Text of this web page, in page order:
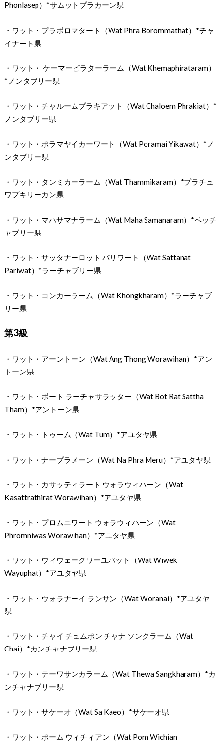
Phonlasep）*サムットプラカーン県
・ワット・プラボロマタート（Wat Phra Borommathat）*チャ
イナート県
・ワット・ ケーマーピラターラーム（Wat Khemaphirataram）
*ノンタブリー県
・ワット・チャルームプラキアット（Wat Chaloem Phrakiat）*
ノンタブリー県
・ワット・ポラマヤイカーワート（Wat Poramai Yikawat）*ノ
ンタブリー県
・ワット・タンミカーラーム（Wat Thammikaram）*プラチュ
ワプキリーカン県
・ワット・マハサマナラーム（Wat Maha Samanaram）*ペッチ
ャブリー県
・ワット・サッタナーロット パリワート（Wat Sattanat
Pariwat）*ラーチャブリー県
・ワット・コンカーラーム（Wat Khongkharam）*ラーチャブ
リー県
第3級
・ワット・アーントーン（Wat Ang Thong Worawihan）*アン
トーン県
・ワット・ボート ラーチャサラッター（Wat Bot Rat Sattha
Tham）*アントーン県
・ワット・トゥーム（Wat Tum）*アユタヤ県
・ワット・ナープラメーン（Wat Na Phra Meru）*アユタヤ県
・ワット・カサッティラート ウォラウィハーン（Wat
Kasattrathirat Worawihan）*アユタヤ県
・ワット・プロムニワート ウォラウィハーン（Wat
Phromniwas Worawihan）*アユタヤ県
・ワット・ウィウェークワーユパット（Wat Wiwek
Wayuphat）*アユタヤ県
・ワット・ウォラナーイ ランサン（Wat Woranai）*アユタヤ
県
・ワット・チャイ チュムポン チャナ ソンクラーム（Wat
Chai）*カンチャナブリー県
・ワット・テーワサンカラーム（Wat Thewa Sangkharam）*カ
ンチャナブリー県
・ワット・サケーオ（Wat Sa Kaeo）*サケーオ県
・ワット・ポーム ウィチィアン（Wat Pom Wichian